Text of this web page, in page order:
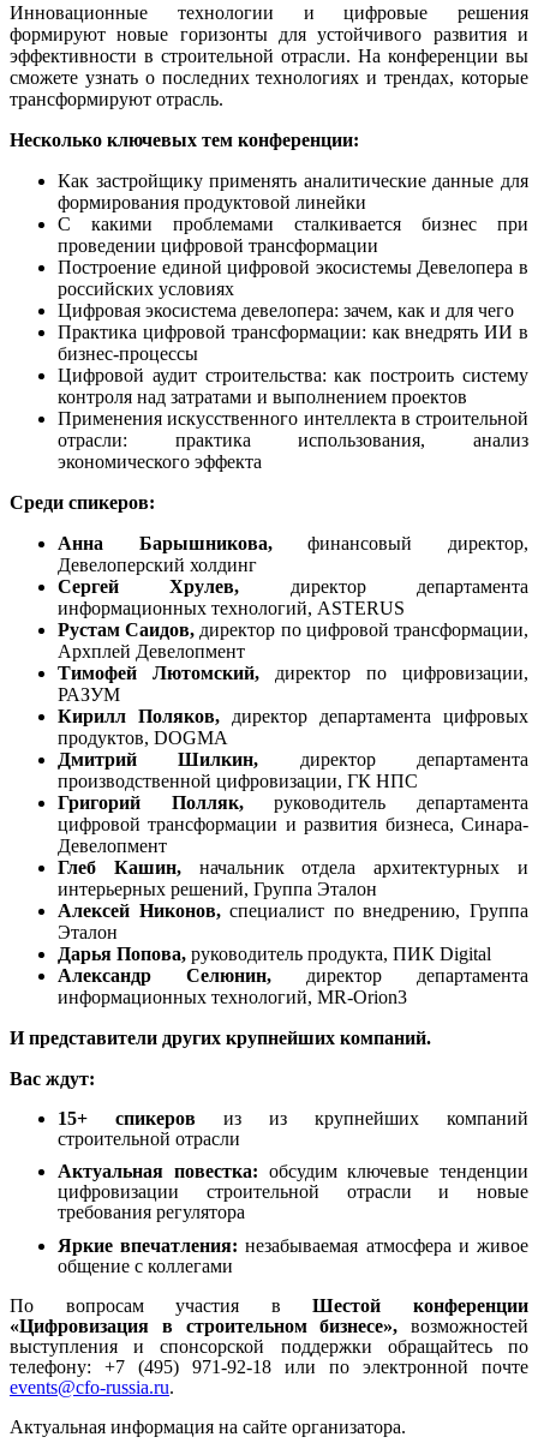
Инновационные технологии и цифровые решения
формируют новые горизонты для устойчивого развития и
эффективности в строительной отрасли. На конференции вы
сможете узнать о последних технологиях и трендах, которые
трансформируют отрасль.
Несколько ключевых тем конференции:
Как застройщику применять аналитические данные для
формирования продуктовой линейки
С какими проблемами сталкивается бизнес при
проведении цифровой трансформации
Построение единой цифровой экосистемы Девелопера в
российских условиях
Цифровая экосистема девелопера: зачем, как и для чего
Практика цифровой трансформации: как внедрять ИИ в
бизнес-процессы
Цифровой аудит строительства: как построить систему
контроля над затратами и выполнением проектов
Применения искусственного интеллекта в строительной
отрасли: практика использования, анализ
экономического эффекта
Среди спикеров:
Анна Барышникова,финансовый директор,
Девелоперский холдинг
Сергей Хрулев, директор департамента
информационных технологий, ASTERUS
Рустам Саидов, директор по цифровой трансформации,
Архплей Девелопмент
Тимофей Лютомский, директор по цифровизации,
РАЗУМ
Кирилл Поляков, директор департамента цифровых
продуктов, DOGMA
Дмитрий Шилкин, директор департамента
производственной цифровизации, ГК НПС
Григорий Полляк,руководитель департамента
цифровой трансформации и развития бизнеса, Синара-
Девелопмент
Глеб Кашин,начальник отдела архитектурных и
интерьерных решений, Группа Эталон
Алексей Никонов,специалист по внедрению, Группа
Эталон
Дарья Попова, руководитель продукта, ПИК Digital
Александр Селюнин, директор департамента
информационных технологий, MR-Orion3
И представители других крупнейших компаний.
Вас ждут:
15+ спикеров из из крупнейших компаний
строительной отрасли
Актуальная повестка: обсудим ключевые тенденции
цифровизации строительной отрасли и новые
требования регулятора
Яркие впечатления: незабываемая атмосфера и живое
общение с коллегами
По вопросам участия в Шестой конференции
«Цифровизация в строительном бизнесе», возможностей
выступления и спонсорской поддержки обращайтесь по
телефону: +7 (495) 971-92-18 или по электронной почте
events@cfo-russia.ru.
Актуальная информация на сайте организатора.